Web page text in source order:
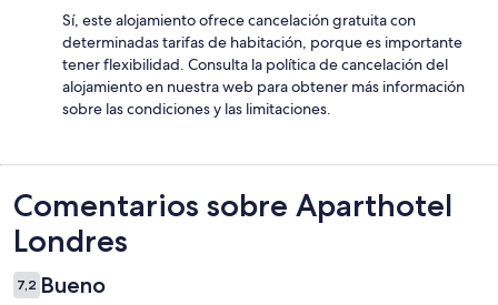
Sí, este alojamiento ofrece cancelación gratuita con
determinadas tarifas de habitación, porque es importante
tener flexibilidad. Consulta la política de cancelación del
alojamiento en nuestra web para obtener más información
sobre las condiciones y las limitaciones.
Comentarios
Comentarios sobre Aparthotel
Londres
7,2 Bueno